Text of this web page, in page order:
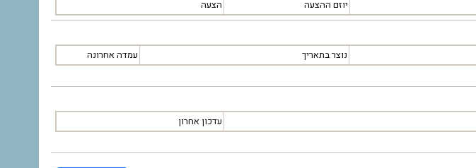
יוזם ההצעה הצעה
נוצר בתאריך עמדה אחרונה
עדכון אחרון